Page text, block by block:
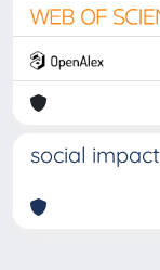
social impact